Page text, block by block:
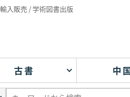
入販売 / 学術図書出版
古書 中